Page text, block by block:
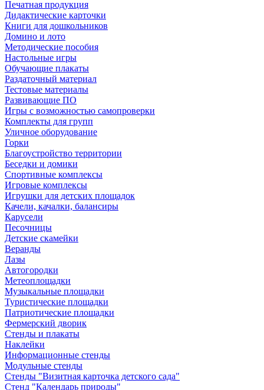
Печатная продукция
Дидактические карточки
Книги для дошкольников
Домино и лото
Методические пособия
Настольные игры
Обучающие плакаты
Раздаточный материал
Тестовые материалы
Развивающие ПО
Игры с возможностью самопроверки
Комплекты для групп
Уличное оборудование
Горки
Благоустройство территории
Беседки и домики
Спортивные комплексы
Игровые комплексы
Игрушки для детских площадок
Качели, качалки, балансиры
Карусели
Песочницы
Детские скамейки
Веранды
Лазы
Автогородки
Метеоплощадки
Музыкальные площадки
Туристические площадки
Патриотические площадки
Фермерский дворик
Стенды и плакаты
Наклейки
Информационные стенды
Модульные стенды
Стенды "Визитная карточка детского сада"
Стенд "Календарь природы"